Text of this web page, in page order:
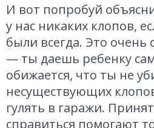
И вот попробуй
у нас никаких клопов,
были всегда. Это очень
— ты даешь ребенку
обижается, что ты не
несуществующих
гулять в гаражи.
справиться помогают